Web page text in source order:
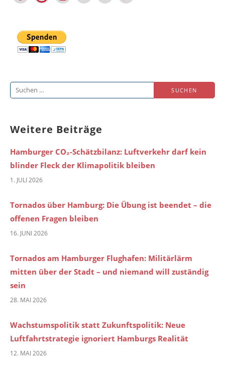
Suchen
Weitere Beiträge
Hamburger CO₂-Schätzbilanz: Luftverkehr darf kein
blinder Fleck der Klimapolitik bleiben
1. JULI 2026
Tornados über Hamburg: Die Übung ist beendet – die
offenen Fragen bleiben
16. JUNI 2026
Tornados am Hamburger Flughafen: Militärlärm
mitten über der Stadt – und niemand will zuständig
sein
28. MAI 2026
Wachstumspolitik statt Zukunftspolitik: Neue
Luftfahrtstrategie ignoriert Hamburgs Realität
12. MAI 2026